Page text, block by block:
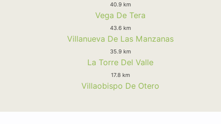
40.9 km
Vega De Tera
43.6 km
Villanueva De Las Manzanas
35.9 km
La Torre Del Valle
17.8 km
Villaobispo De Otero